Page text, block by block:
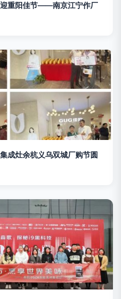
重阳佳节——南京江宁作厂
成灶余杭义乌双城厂购节圆